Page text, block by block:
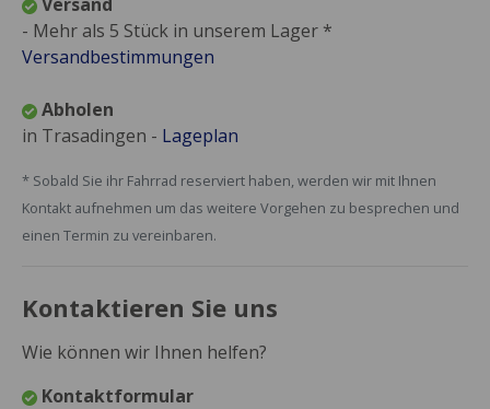
- Mehr als 5 Stück in unserem Lager *
Versandbestimmungen
Abholen
in Trasadingen - Lageplan
* Sobald Sie ihr Fahrrad reserviert haben, werden wir mit Ihnen
Kontakt aufnehmen um das weitere Vorgehen zu besprechen und
einen Termin zu vereinbaren.
Kontaktieren Sie uns
Wie können wir Ihnen helfen?
Kontaktformular